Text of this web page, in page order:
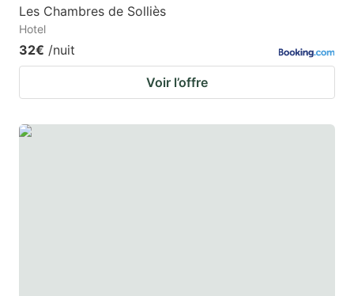
Les Chambres de Solliès
Hotel
32€ /nuit
Voir l’offre